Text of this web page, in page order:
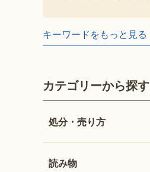
キーワードをもっと見る
カテゴリーから探す
処分・売り方
読み物